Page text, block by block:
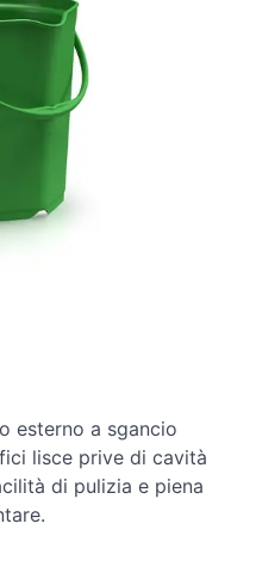
esterno a sgancio
lisce prive di cavità
di pulizia e piena